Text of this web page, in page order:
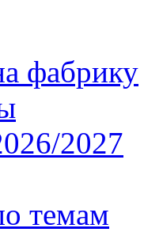
фабрику
2027
темам